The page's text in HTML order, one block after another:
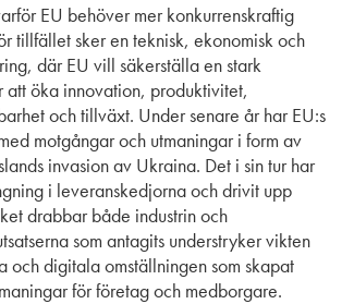
EU behöver mer konkurrenskraftig
tillfället sker en teknisk, ekonomisk och
där EU vill säkerställa en stark
att öka innovation, produktivitet,
och tillväxt. Under senare år har EU:s
motgångar och utmaningar i form av
invasion av Ukraina. Det i sin tur har
i leveranskedjorna och drivit upp
drabbar både industrin och
som antagits understryker vikten
och digitala omställningen som skapat
för företag och medborgare.